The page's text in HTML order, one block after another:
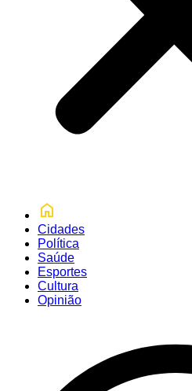
Cidades
Política
Saúde
Esportes
Cultura
Opinião